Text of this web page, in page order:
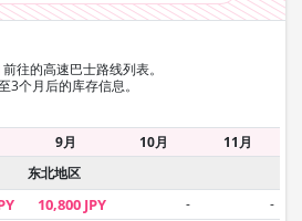
前往的高速巴士路线列表。
3个月后的库存信息。
9月 10月
11月
东北地区
10,800 JPY -
-